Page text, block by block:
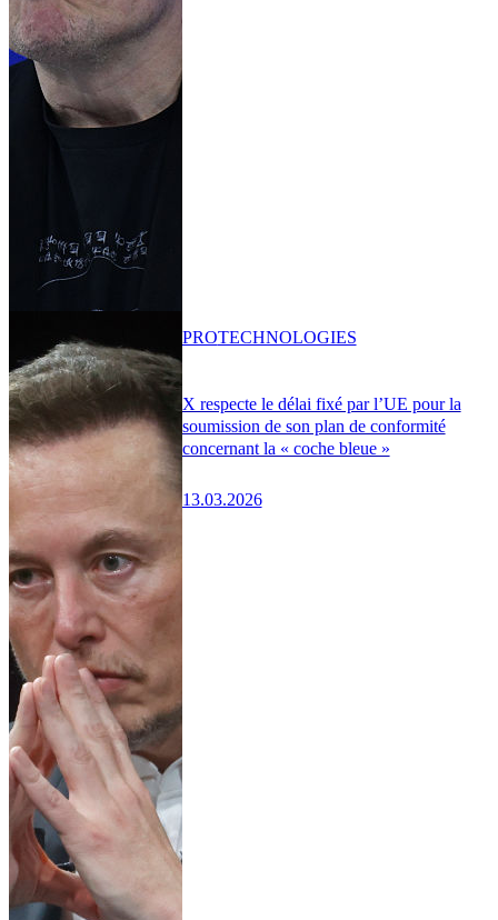
X respecte le délai fixé par l’UE pour la
soumission de son plan de conformité
concernant la « coche bleue »
13.03.2026
PROTECHNOLOGIES